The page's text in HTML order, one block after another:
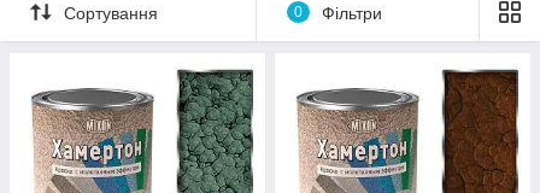
Сортування 0 Фільтри